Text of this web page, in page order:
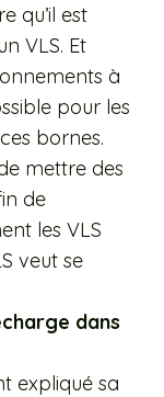
qu’il est
VLS. Et
à
pour les
bornes.
mettre des
de
les VLS
veut se
dans
expliqué sa